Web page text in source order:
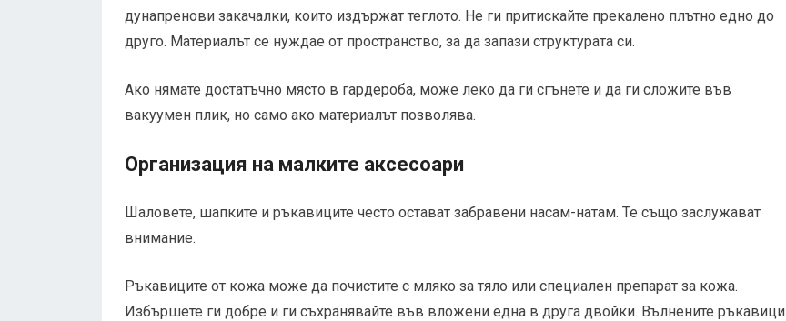
дунапренови закачалки, които издържат теглото. Не ги притискайте прекалено плътно едно до
друго. Материалът се нуждае от пространство, за да запази структурата си.
Ако нямате достатъчно място в гардероба, може леко да ги сгънете и да ги сложите във
вакуумен плик, но само ако материалът позволява.
Организация на малките аксесоари
Шаловете, шапките и ръкавиците често остават забравени насам-натам. Те също заслужават
внимание.
Ръкавиците от кожа може да почистите с мляко за тяло или специален препарат за кожа.
Избършете ги добре и ги съхранявайте във вложени една в друга двойки. Вълнените ръкавици